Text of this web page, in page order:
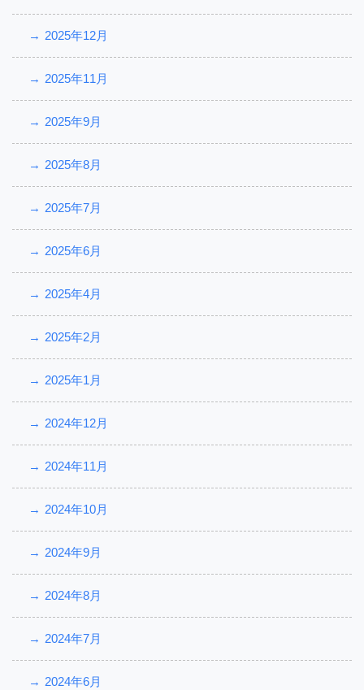
2025年12月
2025年11月
2025年9月
2025年8月
2025年7月
2025年6月
2025年4月
2025年2月
2025年1月
2024年12月
2024年11月
2024年10月
2024年9月
2024年8月
2024年7月
2024年6月